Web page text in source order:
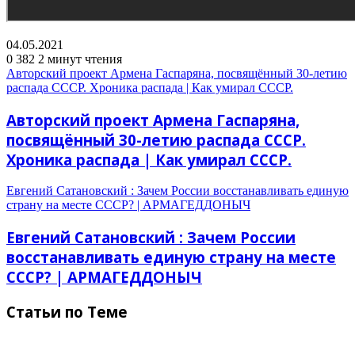
04.05.2021
0 382 2 минут чтения
Авторский проект Армена Гаспаряна, посвящённый 30-летию
распада СССР. Хроника распада | Как умирал СССР.
Авторский проект Армена Гаспаряна,
посвящённый 30-летию распада СССР.
Хроника распада | Как умирал СССР.
Евгений Сатановский : Зачем России восстанавливать единую
страну на месте СССР? | АРМАГЕДДОНЫЧ
Евгений Сатановский : Зачем России
восстанавливать единую страну на месте
СССР? | АРМАГЕДДОНЫЧ
Статьи по Теме